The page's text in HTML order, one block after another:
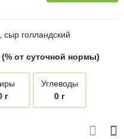
сыр голландский
от суточной нормы)
г
Углеводы
0 г